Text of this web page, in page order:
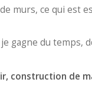
murs, ce qui est
gagne du temps,
construction de